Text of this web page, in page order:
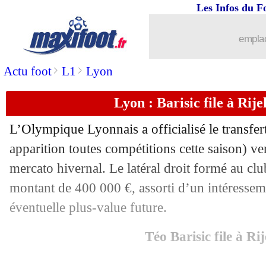
Actu foot> L1 > Lyon
Les Infos du
Lyon : Barisic file à
L’Olympique Lyonnais a officialisé le
apparition toutes compétitions cette saison)
mercato hivernal. Le latéral droit formé au
montant de 400 000 €, assorti d’un
éventuelle plus-value future.
Téo Barisic file à
Milan : déjà un coup dur pour
14/01 OM: la stat' qui fait mal... au SM
Atletico: Griezmann, une piste au
14/01 EdF: Pogba "résigné" ?
14/01 Angers: Chérif d'accord avec Crystal
14/01 OM : Pavard veut succéder au PSG
14/01 OM: le brassard, Medina conforte
: Malen va signer à la